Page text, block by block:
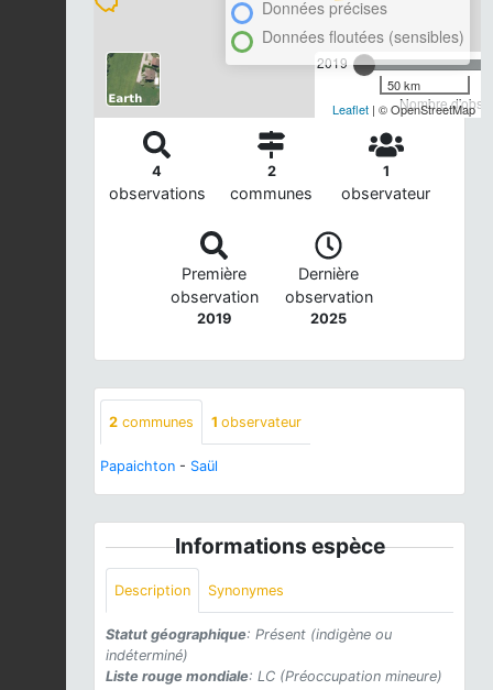
2019
Nombre
Données précises
Données floutées (sensibles)
50 km
Leaflet | © OpenStreetMap
4
observations
2
communes
1
observateur
Première
observation
2019
Dernière
observation
2025
2 communes 1 observateur
Papaichton - Saül
Informations espèce
Description Synonymes
Statut géographique: Présent (indigène ou
indéterminé)
Liste rouge mondiale: LC (Préoccupation mineure)